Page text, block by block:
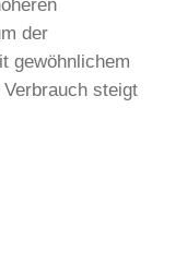
der
gewöhnlichem
steigt